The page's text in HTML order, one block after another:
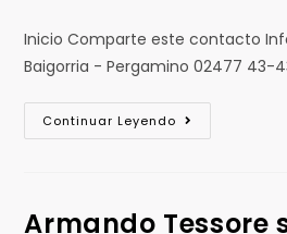
Inicio Comparte este contacto
Baigorria - Pergamino 02477 43-
Continuar Leyendo
Armando Tessore